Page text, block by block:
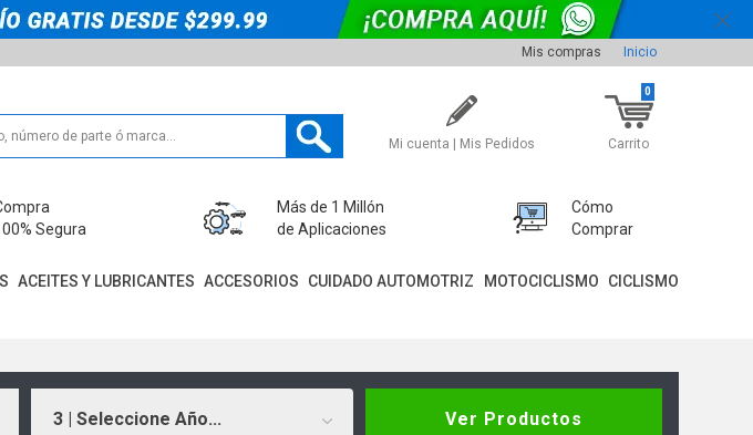
Mis compras Inicio
Mi cuenta | Mis Pedidos Carrito
0
Segura
Más de 1 Millón
de Aplicaciones
Cómo
Comprar
ACEITES Y LUBRICANTES ACCESORIOS CUIDADO AUTOMOTRIZ MOTOCICLISMO CICLISMO
3 | Seleccione Año... Ver Productos